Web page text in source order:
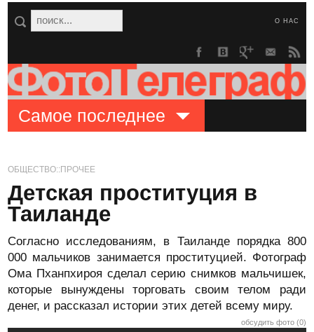
О НАС
Самое последнее
ОБЩЕСТВО::ПРОЧЕЕ
Детская проституция в
Таиланде
Согласно исследованиям, в Таиланде порядка 800
000 мальчиков занимается проституцией. Фотограф
Ома Пханпхироя сделал серию снимков мальчишек,
которые вынуждены торговать своим телом ради
денег, и рассказал истории этих детей всему миру.
обсудить фото (0)